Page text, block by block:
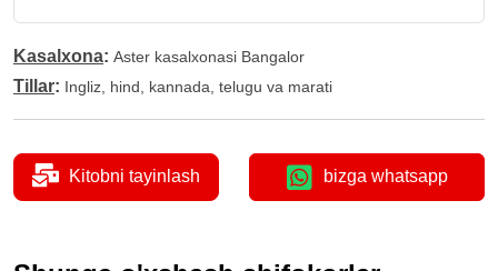
Kasalxona: Aster kasalxonasi Bangalor
Tillar: Ingliz, hind, kannada, telugu va marati
Kitobni tayinlash bizga whatsapp